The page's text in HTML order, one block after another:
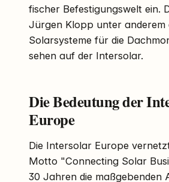
fischer Befestigungswelt ein.
Jürgen Klopp unter anderem
Solarsysteme für die
sehen auf der Intersolar.
Die Bedeutung der
Europe
Die Intersolar Europe
Motto "Connecting Solar
30 Jahren die maßgebenden